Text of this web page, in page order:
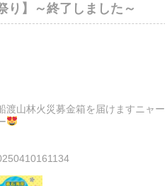
り】～終了しました～
渡山林火災募金箱を届けますニャー